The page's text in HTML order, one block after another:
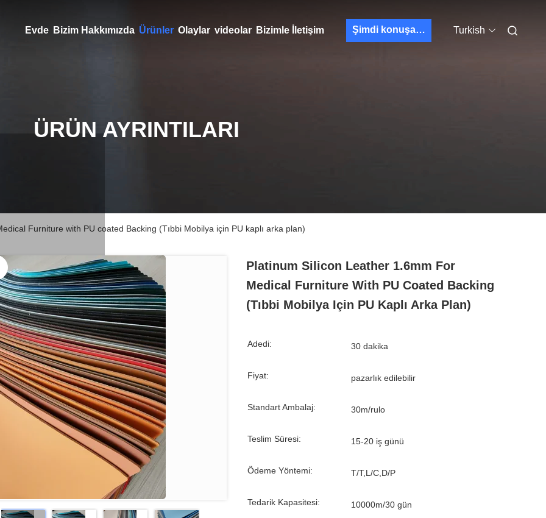
Evde Bizim Hakkımızda Ürünler Olaylar videolar Bizimle İletişim Şimdi konuşalım. Turkish
ÜRÜN AYRINTILARI
Furniture with PU coated Backing (Tıbbi Mobilya için PU kaplı arka plan)
Platinum Silicon Leather 1.6mm For
Medical Furniture With PU Coated Backing
(Tıbbi Mobilya Için PU Kaplı Arka Plan)
Adedi: 30 dakika
Fiyat: pazarlık edilebilir
Standart Ambalaj: 30m/rulo
Teslim Süresi: 15-20 iş günü
Ödeme Yöntemi: T/T,L/C,D/P
Tedarik Kapasitesi: 10000m/30 gün